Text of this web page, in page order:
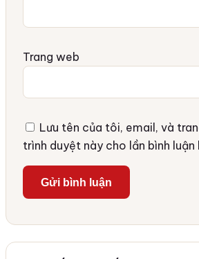
Trang web
Lưu tên của tôi, email, và
trình duyệt này cho lần bình